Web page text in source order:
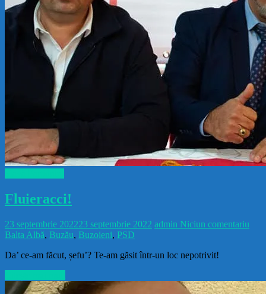
Fluieracci!
23 septembrie 202223 septembrie 2022 admin Niciun comentariu
Balta Albă, Buzău, Buzoieni, PSD
Da’ ce-am făcut, șefu’? Te-am găsit într-un loc nepotrivit!